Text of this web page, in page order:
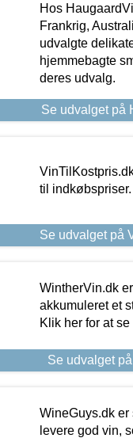
Hos
Frankrig,
udvalgte
hjemmebagte
deres udvalg.
Se udvalget på
til
Se udvalget på
WintherVin.dk
akkumuleret et
Klik her for at
Se udvalget
WineGuys.dk er
levere god vin,